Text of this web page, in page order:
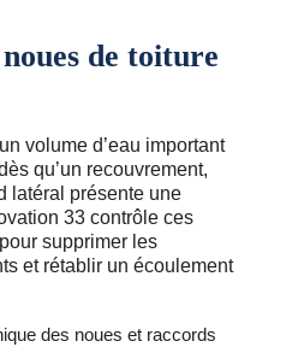
de toiture
volume d’eau important
qu’un recouvrement,
latéral présente une
33 contrôle ces
supprimer les
et rétablir un écoulement
des noues et raccords